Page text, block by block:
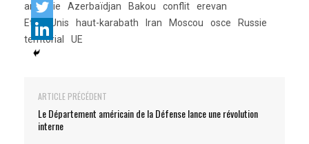
arménie
Azerbaïdjan Bakou conflit
erevan
Etats-Unis
haut-karabath Iran Moscou osce
Russie
territorial
UE
ARTICLE PRÉCÉDENT
Le Département américain de la Défense lance une révolution
interne